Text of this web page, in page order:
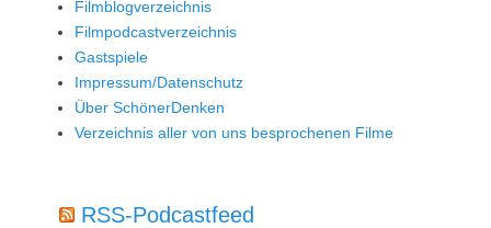
Filmblogverzeichnis
Filmpodcastverzeichnis
Gastspiele
Impressum/Datenschutz
Über SchönerDenken
Verzeichnis aller von uns besprochenen Filme
RSS-Podcastfeed